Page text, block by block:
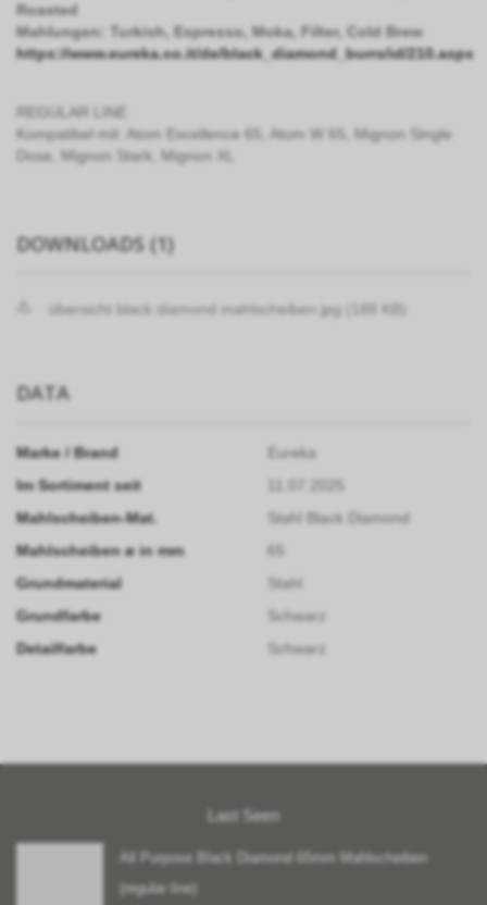
Roasted
Mahlungen: Turkish, Espresso, Moka, Filter, Cold Brew
https://www.eureka.co.it/de/black_diamond_burrs/id/210.aspx
REGULAR LINE
Kompatibel mit: Atom Excellence 65, Atom W 65, Mignon Single
Dose, Mignon Stark, Mignon XL
DOWNLOADS (1)
übersicht black diamond mahlscheiben.jpg (188 KB)
DATA
Marke / Brand
Eureka
Im Sortiment seit
Mahlscheiben-Mat.
Stahl Black Diamond
Mahlscheiben ø in mm
Grundmaterial
Stahl
Grundfarbe
Schwarz
Detailfarbe
Schwarz
Last Seen
All Purpose Black Diamond 65mm Mahlscheiben
(regular line)